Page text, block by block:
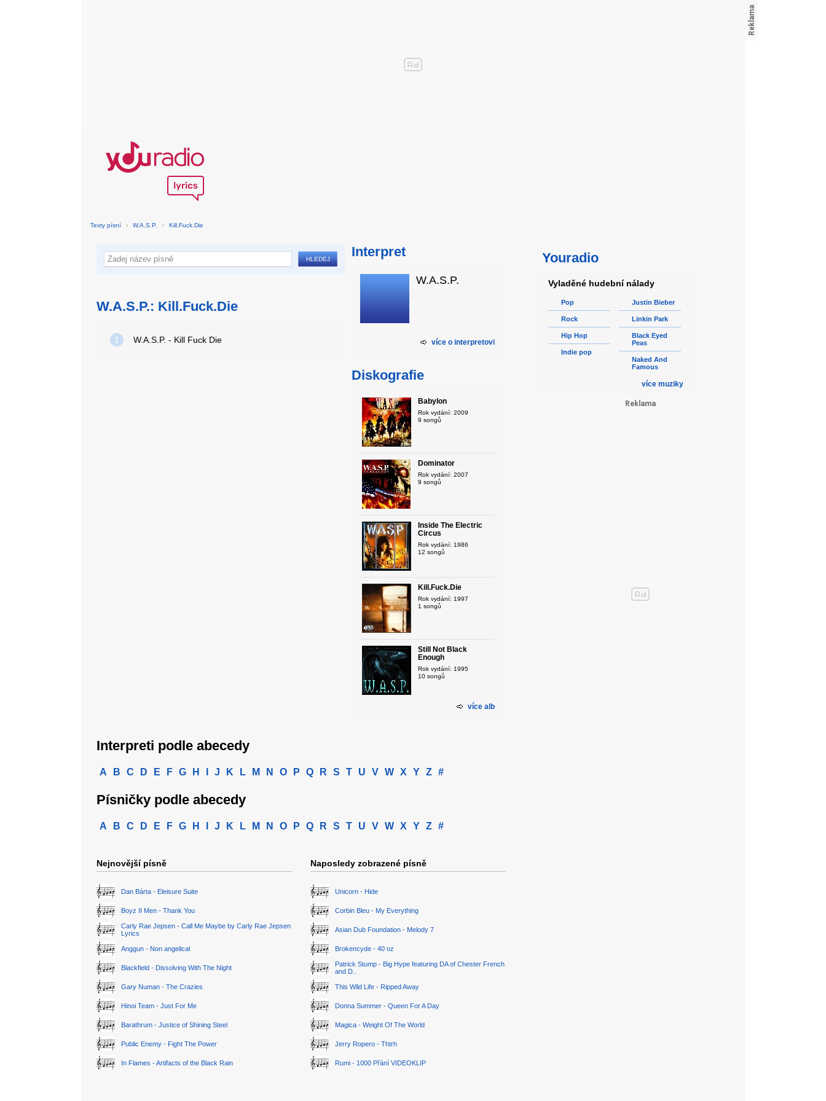
Texty písní › W.A.S.P. › Kill.Fuck.Die
W.A.S.P.: Kill.Fuck.Die
1 W.A.S.P. - Kill Fuck Die
Interpret
W.A.S.P.
více o interpretovi
Diskografie
Babylon
Rok vydání: 2009
9 songů
Dominator
Rok vydání: 2007
9 songů
Inside The Electric
Circus
Rok vydání: 1986
12 songů
Kill.Fuck.Die
Rok vydání: 1997
1 songů
Still Not Black
Enough
Rok vydání: 1995
10 songů
více alb
Interpreti podle abecedy
A B C D E F G H J K L M N O P Q R S T U V W X Y Z #
Písničky podle abecedy
A B C D E F G H J K L M N O P Q R S T U V W X Y Z #
Nejnovější písně
Dan Bárta - Eleisure Suite
Boyz II Men - Thank You
Carly Rae Jepsen - Call Me Maybe by Carly Rae Jepsen
Lyrics
Anggun - Non angelical
Blackfield - Dissolving With The Night
Gary Numan - The Crazies
Hinoi Team - Just For Me
Barathrum - Justice of Shining Steel
Public Enemy - Fight The Power
In Flames - Artifacts of the Black Rain
Naposledy zobrazené písně
Unicorn - Hide
Corbin Bleu - My Everything
Asian Dub Foundation - Melody 7
Brokencyde - 40 oz
Patrick Stump - Big Hype featuring DA of Chester French
and D..
This Wild Life - Ripped Away
Donna Summer - Queen For A Day
Magica - Weight Of The World
Jerry Ropero - Thtrh
Rumi - 1000 Přání VIDEOKLIP
Youradio
Vyladěné hudební nálady
Pop
Rock
Hip Hop
Indie pop
Justin Bieber
Linkin Park
Black Eyed
Peas
Naked And
Famous
více muziky